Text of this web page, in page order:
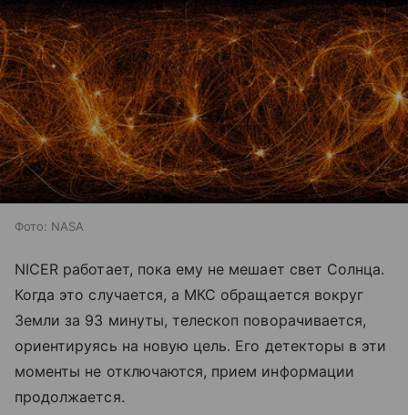
Фото: NASA
NICER работает, пока ему не мешает свет Солнца.
Когда это случается, а МКС обращается вокруг
Земли за 93 минуты, телескоп поворачивается,
ориентируясь на новую цель. Его детекторы в эти
моменты не отключаются, прием информации
продолжается.